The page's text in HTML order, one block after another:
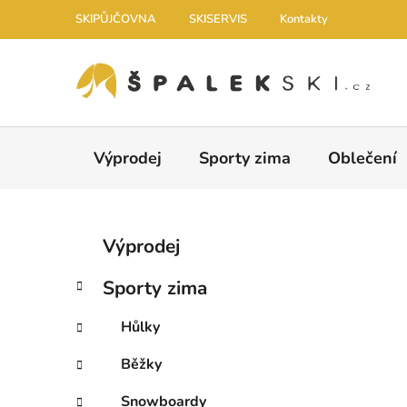
Přejít na obsahSKIPŮJČOVNA SKISERVIS Kontakty
Výprodej Sporty zima Oblečení
Postranní panel
Přeskočit kategorie
Kategorie
Výprodej
Sporty zima
Hůlky
Běžky
Snowboardy